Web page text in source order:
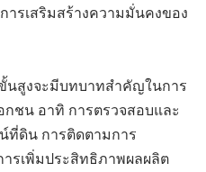
รเสริมสร้างความมั่นคงของ
นสูงจะมีบทบาทสำคัญในการ
ชน อาทิ การตรวจสอบและ
ที่ดิน การติดตามการ
รเพิ่มประสิทธิภาพผลผลิต